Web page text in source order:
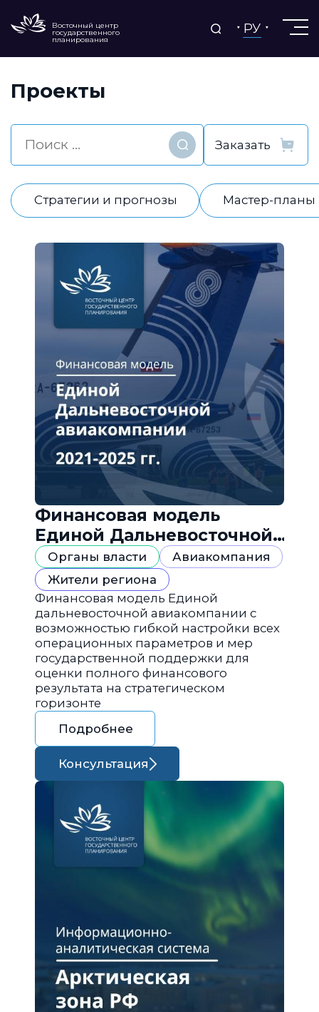
Восточный центр
государственного
планирования
РУ
Проекты
Найти
Стратегии и прогнозы Мастер-планы
Финансовая модель
Единой Дальневосточной
авиакомпании
Органы власти
Авиакомпания
Жители региона
Финансовая модель Единой
дальневосточной авиакомпании с
возможностью гибкой настройки всех
операционных параметров и мер
государственной поддержки для
оценки полного финансового
результата на стратегическом
горизонте
Подробнее
Консультация